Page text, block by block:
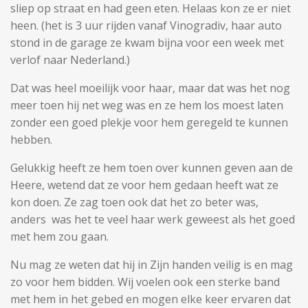
sliep op straat en had geen eten. Helaas kon ze er niet
heen. (het is 3 uur rijden vanaf Vinogradiv, haar auto
stond in de garage ze kwam bijna voor een week met
verlof naar Nederland.)
Dat was heel moeilijk voor haar, maar dat was het nog
meer toen hij net weg was en ze hem los moest laten
zonder een goed plekje voor hem geregeld te kunnen
hebben.
Gelukkig heeft ze hem toen over kunnen geven aan de
Heere, wetend dat ze voor hem gedaan heeft wat ze
kon doen. Ze zag toen ook dat het zo beter was,
anders was het te veel haar werk geweest als het goed
met hem zou gaan.
Nu mag ze weten dat hij in Zijn handen veilig is en mag
zo voor hem bidden. Wij voelen ook een sterke band
met hem in het gebed en mogen elke keer ervaren dat